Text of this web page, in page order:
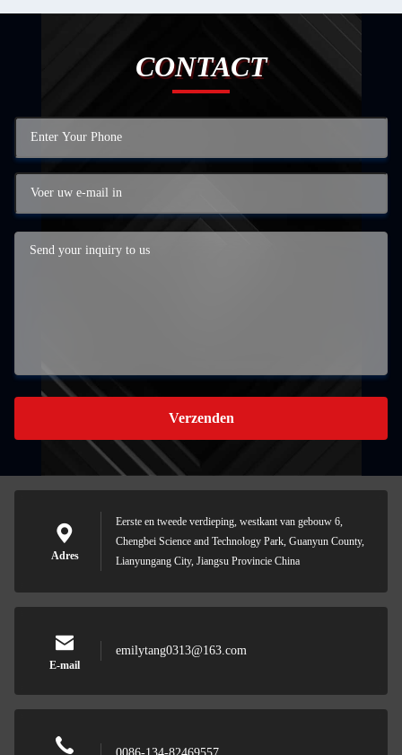
CONTACT
Verzenden
Adres
Eerste en tweede verdieping, westkant van gebouw 6,
Chengbei Science and Technology Park, Guanyun County,
Lianyungang City, Jiangsu Provincie China
E-mail
emilytang0313@163.com